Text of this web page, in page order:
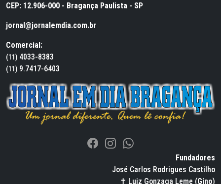
CEP: 12.906-000 - Bragança Paulista - SP
jornal@jornalemdia.com.br
Comercial:
(11) 4033-8383
(11) 9.7417-6403
Fundadores
José Carlos Rodrigues Castilho
✝ Luiz Gonzaga Leme (Gino)